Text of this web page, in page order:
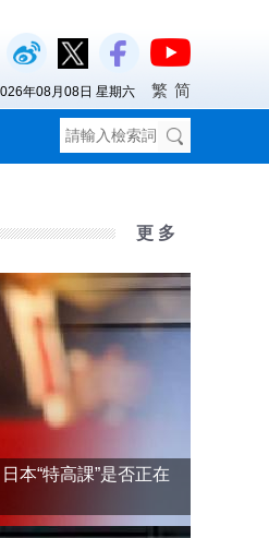
年08月08日 星期六 繁 简
更 多
本“特高課”是否正在